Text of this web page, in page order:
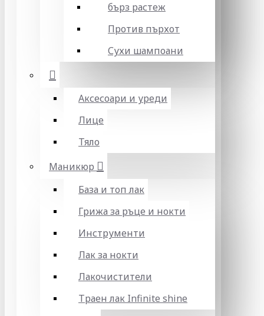
бърз растеж
Против пърхот
Сухи шампоани
Аксесоари и уреди
Лице
Тяло
Маникюр
База и топ лак
Грижа за ръце и нокти
Инструменти
Лак за нокти
Лакочистители
Траен лак Infinite shine